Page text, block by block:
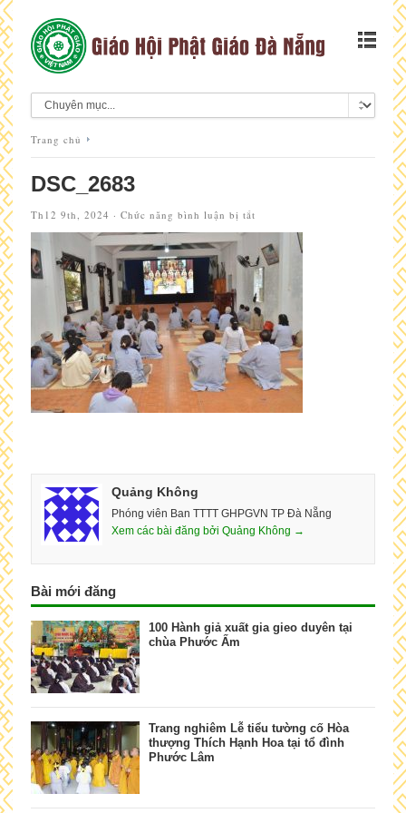
Trang chủ
DSC_2683
Th12 9th, 2024 · Chức năng bình luận bị tắtở
DSC_2683
Quảng Không
Phóng viên Ban TTTT GHPGVN TP Đà Nẵng
Xem các bài đăng bởi Quảng Không →
Bài mới đăng
100 Hành giả xuất gia gieo duyên tại
chùa Phước Ấm
Trang nghiêm Lễ tiểu tường cố Hòa
thượng Thích Hạnh Hoa tại tổ đình
Phước Lâm